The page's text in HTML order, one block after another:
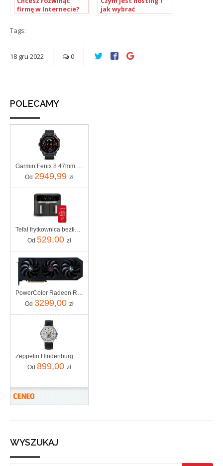
firmę w Internecie?
jak wybrać
Tags:
18 gru 2022 0
POLECAMY
Garmin Fenix 8 47mm Slate grey z czarnym paskiem
Od 2949,99 zł
Tefal frytkownica beztłuszczowa Air Fryer Dual Easy Fry EY942HE0
Od 529,00 zł
PowerColor Radeon RX 9070 XT Hellhound 16GB GDDR6 (GRATIPPWC115)
Od 3299,00 zł
Zeppelin Hindenburg ZE_7037_1
Od 899,00 zł
WYSZUKAJ